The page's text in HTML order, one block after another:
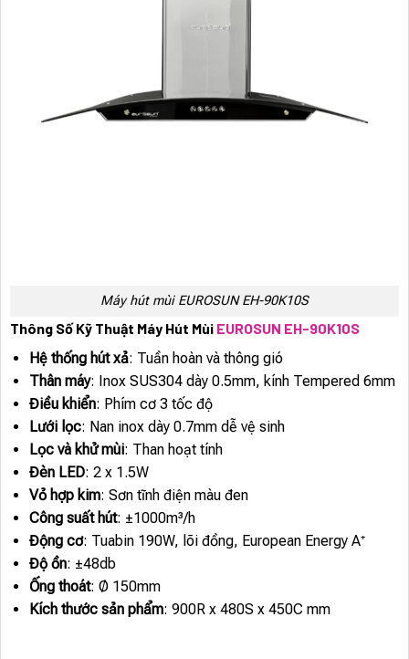
Máy hút mùi EUROSUN EH-90K10S
Thông Số Kỹ Thuật Máy Hút Mùi EUROSUN EH-90K10S
Hệ thống hút xả: Tuần hoàn và thông gió
Thân máy: Inox SUS304 dày 0.5mm, kính Tempered 6mm
Điều khiển: Phím cơ 3 tốc độ
Lưới lọc: Nan inox dày 0.7mm dễ vệ sinh
Lọc và khử mùi: Than hoạt tính
Đèn LED: 2 x 1.5W
Vỏ hợp kim: Sơn tĩnh điện màu đen
Công suất hút: ±1000m³/h
Động cơ: Tuabin 190W, lõi đồng, European Energy A⁺
Độ ồn: ±48db
Ống thoát: Ø 150mm
Kích thước sản phẩm: 900R x 480S x 450C mm